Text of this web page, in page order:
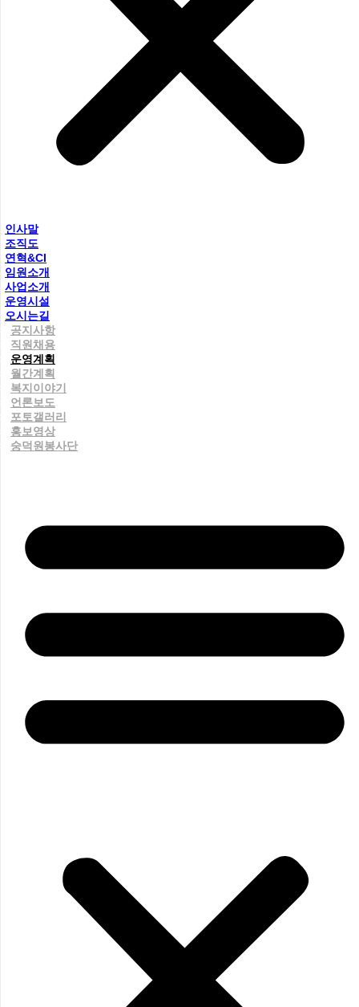
인사말
조직도
연혁&CI
임원소개
사업소개
운영시설
오시는길
공지사항
직원채용
운영계획
월간계획
복지이야기
언론보도
포토갤러리
홍보영상
숭덕원봉사단